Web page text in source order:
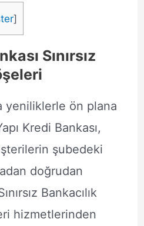
]
Sınırsız
yeniliklerle ön plana
Kredi Bankası,
şubedeki
doğrudan
Bankacılık
hizmetlerinden